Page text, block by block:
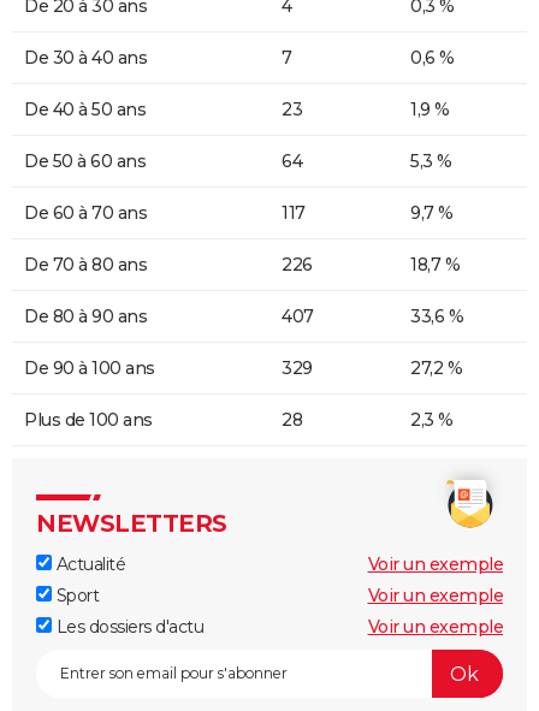
De 20 à 30 ans 4 0,3 %
De 30 à 40 ans 7 0,6 %
De 40 à 50 ans 23 1,9 %
De 50 à 60 ans 64 5,3 %
De 60 à 70 ans 117 9,7 %
De 70 à 80 ans 226 18,7 %
De 80 à 90 ans 407 33,6 %
De 90 à 100 ans 329 27,2 %
Plus de 100 ans 28 2,3 %
NEWSLETTERS
Actualité
Voir un exemple
Sport
Voir un exemple
Les dossiers d'actu
Voir un exemple